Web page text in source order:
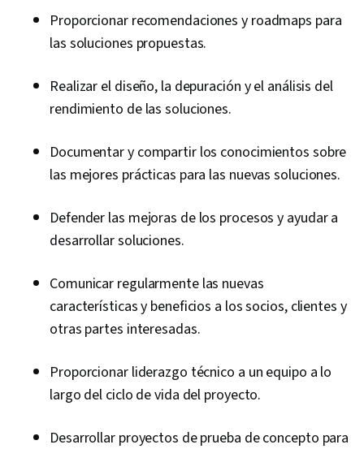
Proporcionar recomendaciones y roadmaps para
las soluciones propuestas.
Realizar el diseño, la depuración y el análisis del
rendimiento de las soluciones.
Documentar y compartir los conocimientos sobre
las mejores prácticas para las nuevas soluciones.
Defender las mejoras de los procesos y ayudar a
desarrollar soluciones.
Comunicar regularmente las nuevas
características y beneficios a los socios, clientes y
otras partes interesadas.
Proporcionar liderazgo técnico a un equipo a lo
largo del ciclo de vida del proyecto.
Desarrollar proyectos de prueba de concepto para